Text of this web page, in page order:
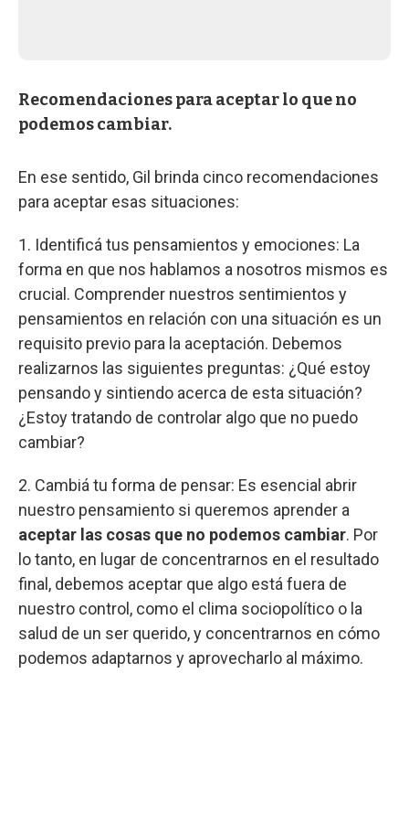
Recomendaciones para aceptar lo que no
podemos cambiar.
En ese sentido, Gil brinda cinco recomendaciones
para aceptar esas situaciones:
1. Identificá tus pensamientos y emociones: La
forma en que nos hablamos a nosotros mismos es
crucial. Comprender nuestros sentimientos y
pensamientos en relación con una situación es un
requisito previo para la aceptación. Debemos
realizarnos las siguientes preguntas: ¿Qué estoy
pensando y sintiendo acerca de esta situación?
¿Estoy tratando de controlar algo que no puedo
cambiar?
2. Cambiá tu forma de pensar: Es esencial abrir
nuestro pensamiento si queremos aprender a
aceptar las cosas que no podemos cambiar. Por
lo tanto, en lugar de concentrarnos en el resultado
final, debemos aceptar que algo está fuera de
nuestro control, como el clima sociopolítico o la
salud de un ser querido, y concentrarnos en cómo
podemos adaptarnos y aprovecharlo al máximo.